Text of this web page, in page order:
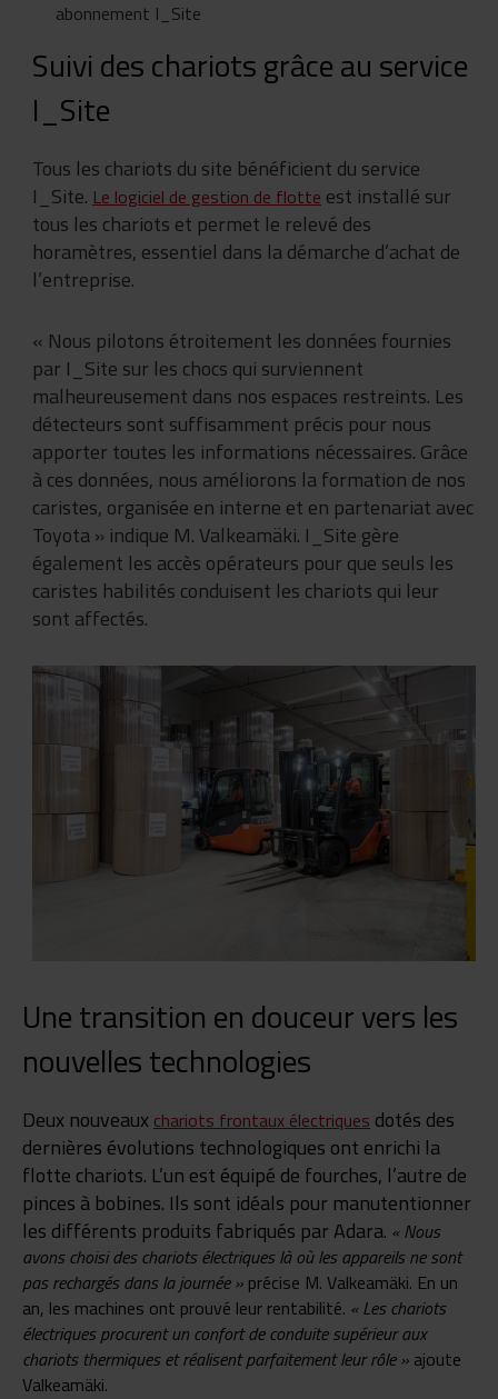
abonnement I_Site
Suivi des chariots grâce au service
I_Site
Tous les chariots du site bénéficient du service
I_Site. Le logiciel de gestion de flotte est installé sur
tous les chariots et permet le relevé des
horamètres, essentiel dans la démarche d’achat de
l’entreprise.
« Nous pilotons étroitement les données fournies
par I_Site sur les chocs qui surviennent
malheureusement dans nos espaces restreints. Les
détecteurs sont suffisamment précis pour nous
apporter toutes les informations nécessaires. Grâce
à ces données, nous améliorons la formation de nos
caristes, organisée en interne et en partenariat avec
Toyota » indique M. Valkeamäki. I_Site gère
également les accès opérateurs pour que seuls les
caristes habilités conduisent les chariots qui leur
sont affectés.
Une transition en douceur vers les
nouvelles technologies
Deux nouveaux chariots frontaux électriques dotés des
dernières évolutions technologiques ont enrichi la
flotte chariots. L’un est équipé de fourches, l’autre de
pinces à bobines. Ils sont idéals pour manutentionner
les différents produits fabriqués par Adara. « Nous
avons choisi des chariots électriques là où les appareils ne sont
pas rechargés dans la journée » précise M. Valkeamäki. En un
an, les machines ont prouvé leur rentabilité. « Les chariots
électriques procurent un confort de conduite supérieur aux
chariots thermiques et réalisent parfaitement leur rôle » ajoute
Valkeamäki.